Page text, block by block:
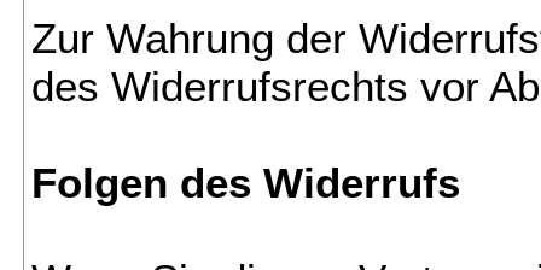
Zur Wahrung der
des Widerrufsrechts vor
Folgen des Widerrufs